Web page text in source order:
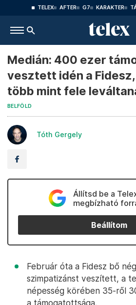
TELEX AFTER G7 KARAKTER
Medián: 400 ezer
vesztett idén a
több mint fele
BELFÖLD
Tóth Gergely
Állítsd be a
megbízható
Beállítom
Február óta a Fidesz bő
szimpatizánst veszített, a
népesség körében 35-ről
a támogatottsága.